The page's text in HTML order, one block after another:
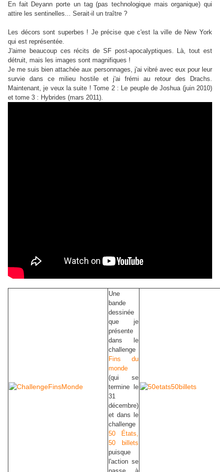
En fait Deyann porte un tag (pas technologique mais organique) qui
attire les sentinelles... Serait-il un traître ?
Les décors sont superbes ! Je précise que c'est la ville de New York
qui est représentée.
J'aime beaucoup ces récits de SF post-apocalyptiques. Là, tout est
détruit, mais les images sont magnifiques !
Je me suis bien attachée aux personnages, j'ai vibré avec eux pour leur
survie dans ce milieu hostile et j'ai frémi au retour des Drachs.
Maintenant, je veux la suite ! Tome 2 : Le peuple de Joshua (juin 2010)
et tome 3 : Hybrides (mars 2011).
Une
bande
dessinée
que je
présente
dans le
challenge
Fins du
monde
(qui se
termine le
31
décembre)
et dans le
challenge
50
États,
50 billets
puisque
l'action se